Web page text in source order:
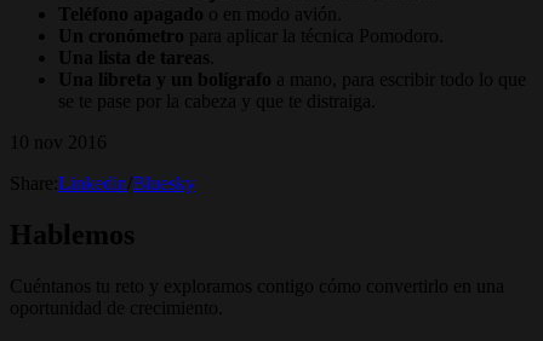
Teléfono apagado o en modo avión.
Un cronómetro para aplicar la técnica Pomodoro.
Una lista de tareas
Una libreta y un bolígrafo a mano, para escribir todo lo que
se te pase por la cabeza y que te distraiga.
10 nov 2016
Share: Linkedin Bluesky
Hablemos
Cuéntanos tu reto y exploramos contigo cómo convertirlo en una
oportunidad de crecimiento.